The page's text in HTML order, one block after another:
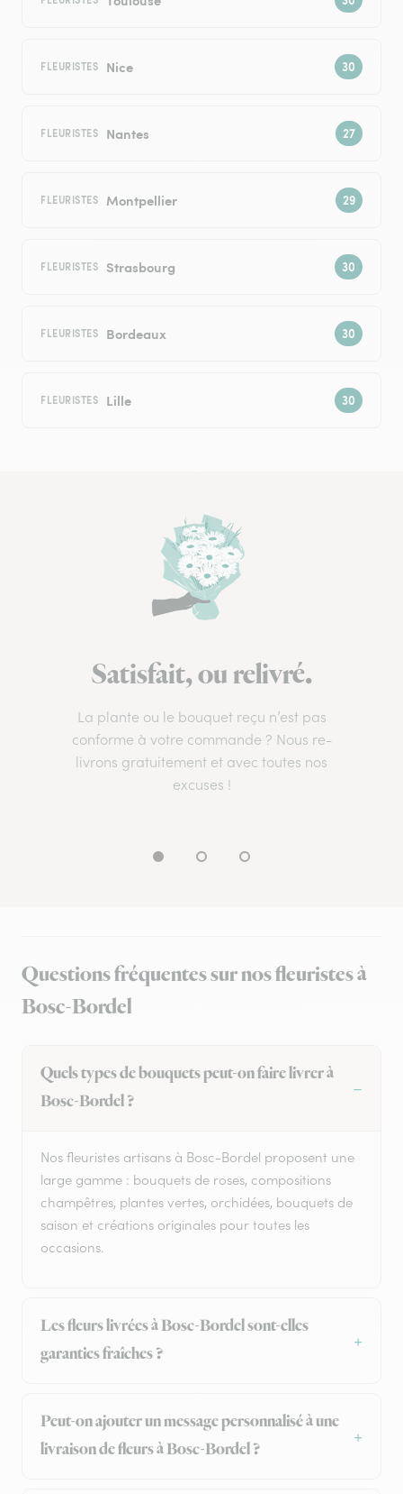
FLEURISTES Nice
FLEURISTES Nantes
FLEURISTES Montpellier
FLEURISTES Strasbourg
FLEURISTES Bordeaux
FLEURISTES Lille
Satisfait, ou relivré.
La plante ou le bouquet reçu n’est pas
conforme à votre commande ? Nous re-
livrons gratuitement et avec toutes nos
excuses !
Questions fréquentes sur nos fleuristes à
Bosc-Bordel
Quels types de bouquets peut-on faire livrer à
Bosc-Bordel ?
Nos fleuristes artisans à Bosc-Bordel proposent une
large gamme : bouquets de roses, compositions
champêtres, plantes vertes, orchidées, bouquets de
saison et créations originales pour toutes les
occasions.
Les fleurs livrées à Bosc-Bordel sont-elles
garanties fraîches ?
Peut-on ajouter un message personnalisé à une
livraison de fleurs à Bosc-Bordel ?